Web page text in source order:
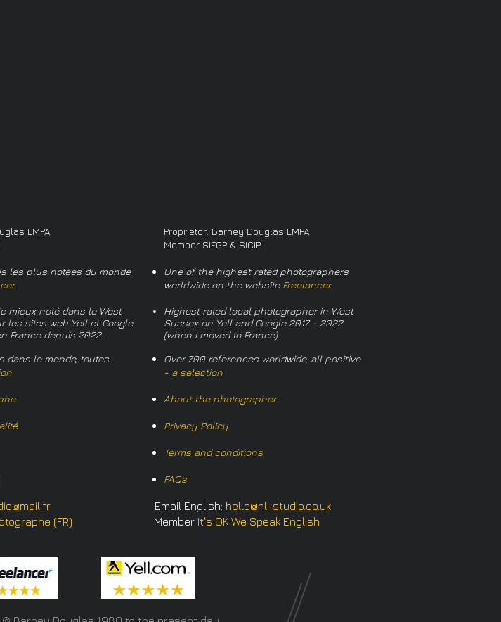
LMPA
les plus notées du monde
mieux noté dans le West
les sites web Yell et Google
France depuis 2022.
dans le monde, toutes
Proprietor: Barney Douglas LMPA
Member SIFGP & SICIP
One of the highest rated photographers
worldwide on the website Freelancer
Highest rated local photographer in West
Sussex on Yell and Google 2017 - 2022
(when I moved to France)
Over 700 references worldwide, all positive
- a selection
About the photographer
Privacy Policy
Terms and conditions
FAQs
Email English: hello@hl-studio.co.uk
(FR) Member It's OK We Speak English